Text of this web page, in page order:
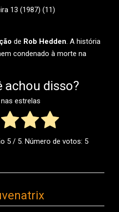
de Rob Hedden. A história
condenado à morte na
achou disso?
estrelas
5/ 5. Número de votos: 5